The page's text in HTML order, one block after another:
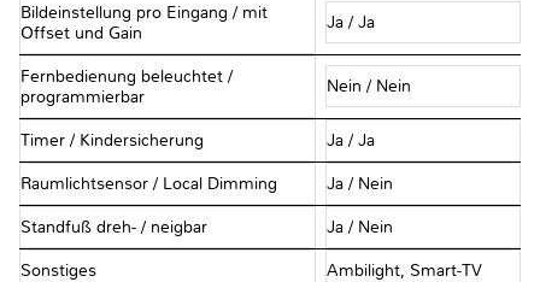
Bildeinstellung pro Eingang / mit
Offset und Gain
Ja / Ja
Fernbedienung beleuchtet /
programmierbar
Nein / Nein
Timer / Kindersicherung Ja / Ja
Raumlichtsensor / Local Dimming Ja / Nein
Standfuß dreh- / neigbar Ja / Nein
Sonstiges Ambilight, Smart-TV